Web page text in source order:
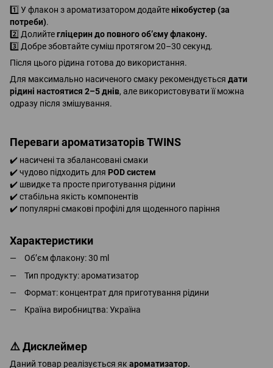
1️⃣ У флакон з ароматизатором додайтенікобустер (за
потреби).
2️⃣ Долийтегліцерин до повного об’єму флакону.
3️⃣ Добре збовтайте суміш протягом 20–30 секунд.
Після цього рідина готова до використання.
Для максимально насиченого смаку рекомендується дати
рідині настоятися 2–5 днів, але використовувати її можна
одразу після змішування.
Переваги ароматизаторів TWINS
✔️ насичені та збалансовані смаки
✔️ чудово підходить для POD систем
✔️ швидке та просте приготування рідини
✔️ стабільна якість компонентів
✔️ популярні смакові профілі для щоденного паріння
Характеристики
Обʼєм флакону: 30 ml
Тип продукту: ароматизатор
Формат: концентрат для приготування рідини
Країна виробництва: Україна
⚠️ Дисклеймер
Даний товар реалізується як ароматизатор.